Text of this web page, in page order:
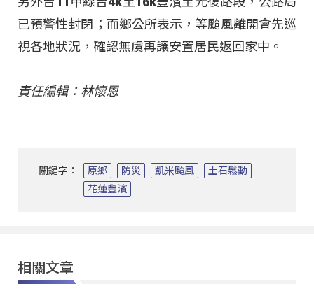
已預警性封閉；而鄉公所表示，等颱風離開會先巡
視各地狀況，確認無虞再讓安置居民返回家中。
責任編輯：林懷恩
關鍵字： 原鄉 防災 凱米颱風
土石鬆動
花蓮豐濱
相關文章